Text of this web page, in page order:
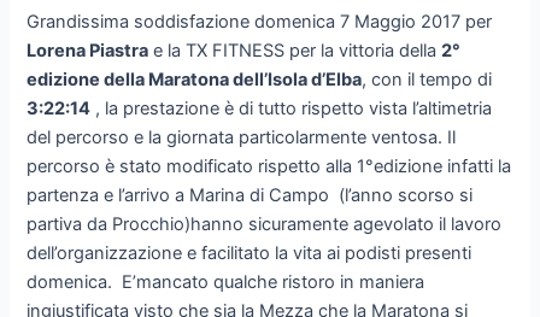
Grandissima soddisfazione domenica 7 Maggio 2017 per
Lorena Piastra e la TX FITNESS per la vittoria della2°
edizione della Maratona dell’Isola d’Elba, con il tempo di
3:22:14 , la prestazione è di tutto rispetto vista l’altimetria
del percorso e la giornata particolarmente ventosa. Il
percorso è stato modificato rispetto alla 1°edizione infatti la
partenza e l’arrivo a Marina di Campo (l’anno scorso si
partiva da Procchio)hanno sicuramente agevolato il lavoro
dell’organizzazione e facilitato la vita ai podisti presenti
domenica. E’mancato qualche ristoro in maniera
ingiustificata visto che sia la Mezza che la Maratona si